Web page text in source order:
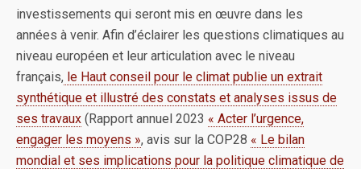
investissements qui seront mis en œuvre dans les
années à venir. Afin d’éclairer les questions climatiques au
niveau européen et leur articulation avec le niveau
français, le Haut conseil pour le climat publie un extrait
synthétique et illustré des constats et analyses issus de
ses travaux (Rapport annuel 2023 « Acter l’urgence,
engager les moyens », avis sur la COP28 « Le bilan
mondial et ses implications pour la politique climatique de